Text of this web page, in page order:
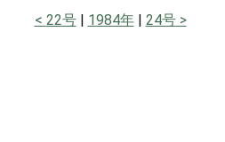
22号 1984年 24号